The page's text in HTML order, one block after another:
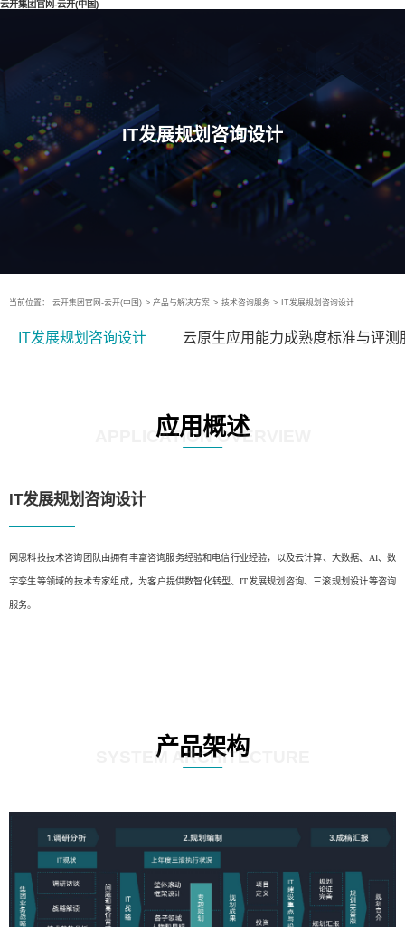
云开集团官网-云开(中国)
IT发展规划咨询设计
当前位置： 云开集团官网-云开(中国) > 产品与解决方案 > 技术咨询服务 > IT发展规划咨询设计
IT发展规划咨询设计 云原生应用能力成熟度标准与评测
应用概述
APPLICATION OVERVIEW
IT发展规划咨询设计
网思科技技术咨询团队由拥有丰富咨询服务经验和电信行业经验，以及云计算、大数据、AI、数
字孪生等领域的技术专家组成，为客户提供数智化转型、IT发展规划咨询、三滚规划设计等咨询
服务。
产品架构
SYSTEM ARCHITECTURE